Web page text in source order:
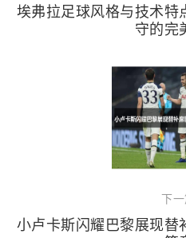
埃弗拉足球风格与技术特
守的完
下
小卢卡斯闪耀巴黎展现替